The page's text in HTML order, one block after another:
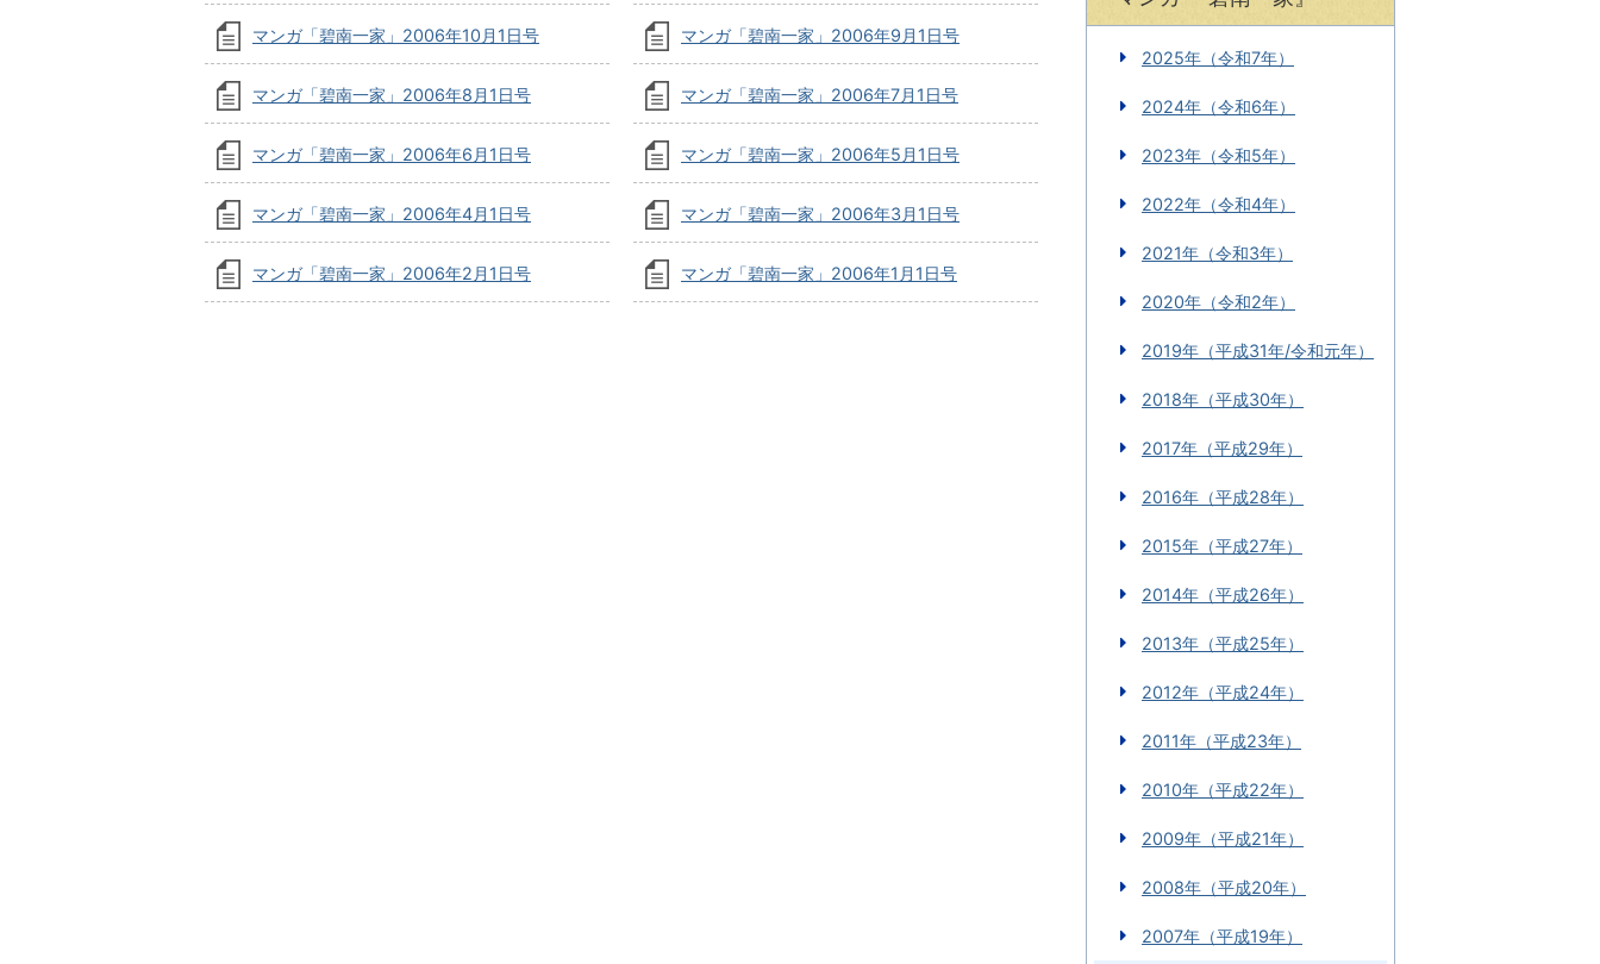
マンガ「碧南一家」2006年10月1日号 マンガ「碧南一家」2006年9月1日号
マンガ「碧南一家」2006年8月1日号 マンガ「碧南一家」2006年7月1日号
マンガ「碧南一家」2006年6月1日号 マンガ「碧南一家」2006年5月1日号
マンガ「碧南一家」2006年4月1日号 マンガ「碧南一家」2006年3月1日号
マンガ「碧南一家」2006年2月1日号 マンガ「碧南一家」2006年1月1日号
2025年（令和7年）
2024年（令和6年）
2023年（令和5年）
2022年（令和4年）
2021年（令和3年）
2020年（令和2年）
2019年（平成31年/令和元年）
2018年（平成30年）
2017年（平成29年）
2016年（平成28年）
2015年（平成27年）
2014年（平成26年）
2013年（平成25年）
2012年（平成24年）
2011年（平成23年）
2010年（平成22年）
2009年（平成21年）
2008年（平成20年）
2007年（平成19年）